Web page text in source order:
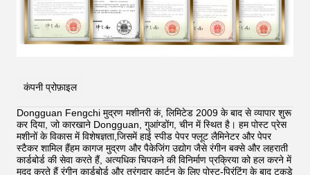
कंपनी प्रोफ़ाइल
Dongguan Fengchi मुद्रण मशीनरी कं, लिमिटेड 2009 के बाद से व्यापार शुरू
कर दिया, जो कारखाने Dongguan, गुआंग्डोंग, चीन में स्थित है। हम पोस्ट प्रेस
मशीनों के विकास में विशेषज्ञता,जिसमें हाई स्पीड पेपर फ्लूट लैमिनेटर और पेपर
स्टैकर शामिल हैंहम कागज मुद्रण और पैकेजिंग उद्योग जैसे रंगीन बक्से और लहराती
कार्डबोर्ड की सेवा करते हैं, अत्यधिक चिपकने की विनिर्माण प्रक्रिया को हल करने में
मदद करते हैं रंगीन कार्डबोर्ड और तरंगदार कार्टन के लिए पोस्ट-प्रिंटिंग के बाद टुकड़े